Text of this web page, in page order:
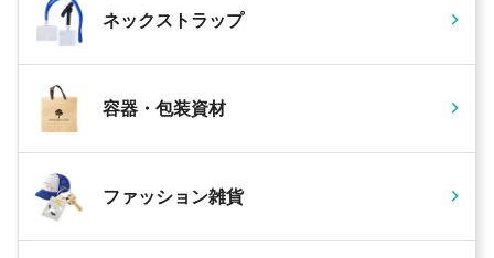
ネックストラップ
容器・包装資材
ファッション雑貨